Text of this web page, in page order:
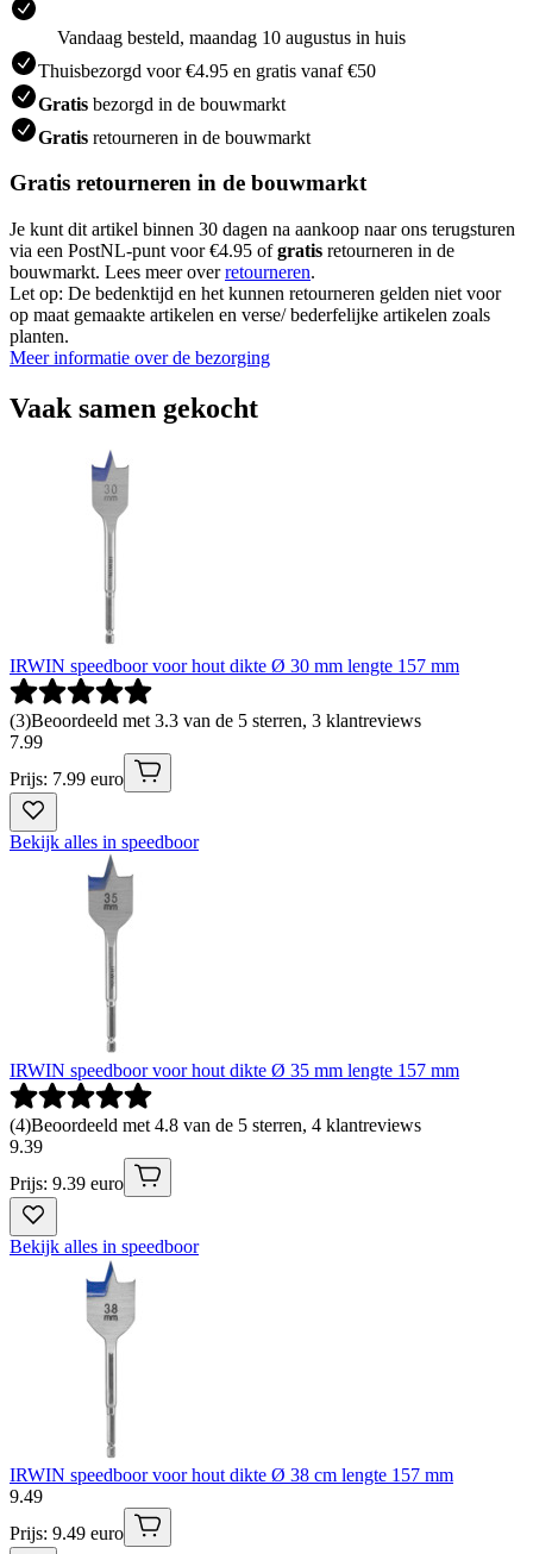
Vandaag besteld, maandag 10 augustus in huis
Thuisbezorgd voor €4.95 en gratis vanaf €50
Gratis bezorgd in de bouwmarkt
Gratis retourneren in de bouwmarkt
Gratis retourneren in de bouwmarkt
Je kunt dit artikel binnen 30 dagen na aankoop naar ons terugsturen
via een PostNL-punt voor €4.95 ofgratis retourneren in de
bouwmarkt. Lees meer overretourneren.
Let op: De bedenktijd en het kunnen retourneren gelden niet voor
op maat gemaakte artikelen en verse/ bederfelijke artikelen zoals
planten.
Meer informatie over de bezorging
Vaak samen gekocht
IRWIN speedboor voor hout dikte Ø 30 mm lengte 157 mm
(3)Beoordeeld met 3.3 van de 5 sterren, 3 klantreviews
7.99
Prijs: 7.99 euro
Bekijk alles in speedboor
IRWIN speedboor voor hout dikte Ø 35 mm lengte 157 mm
(4)Beoordeeld met 4.8 van de 5 sterren, 4 klantreviews
9.39
Prijs: 9.39 euro
Bekijk alles in speedboor
IRWIN speedboor voor hout dikte Ø 38 cm lengte 157 mm
9.49
Prijs: 9.49 euro